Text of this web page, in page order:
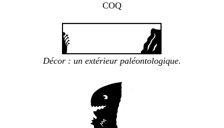
COQ
Décor : un extérieur paléontologique.